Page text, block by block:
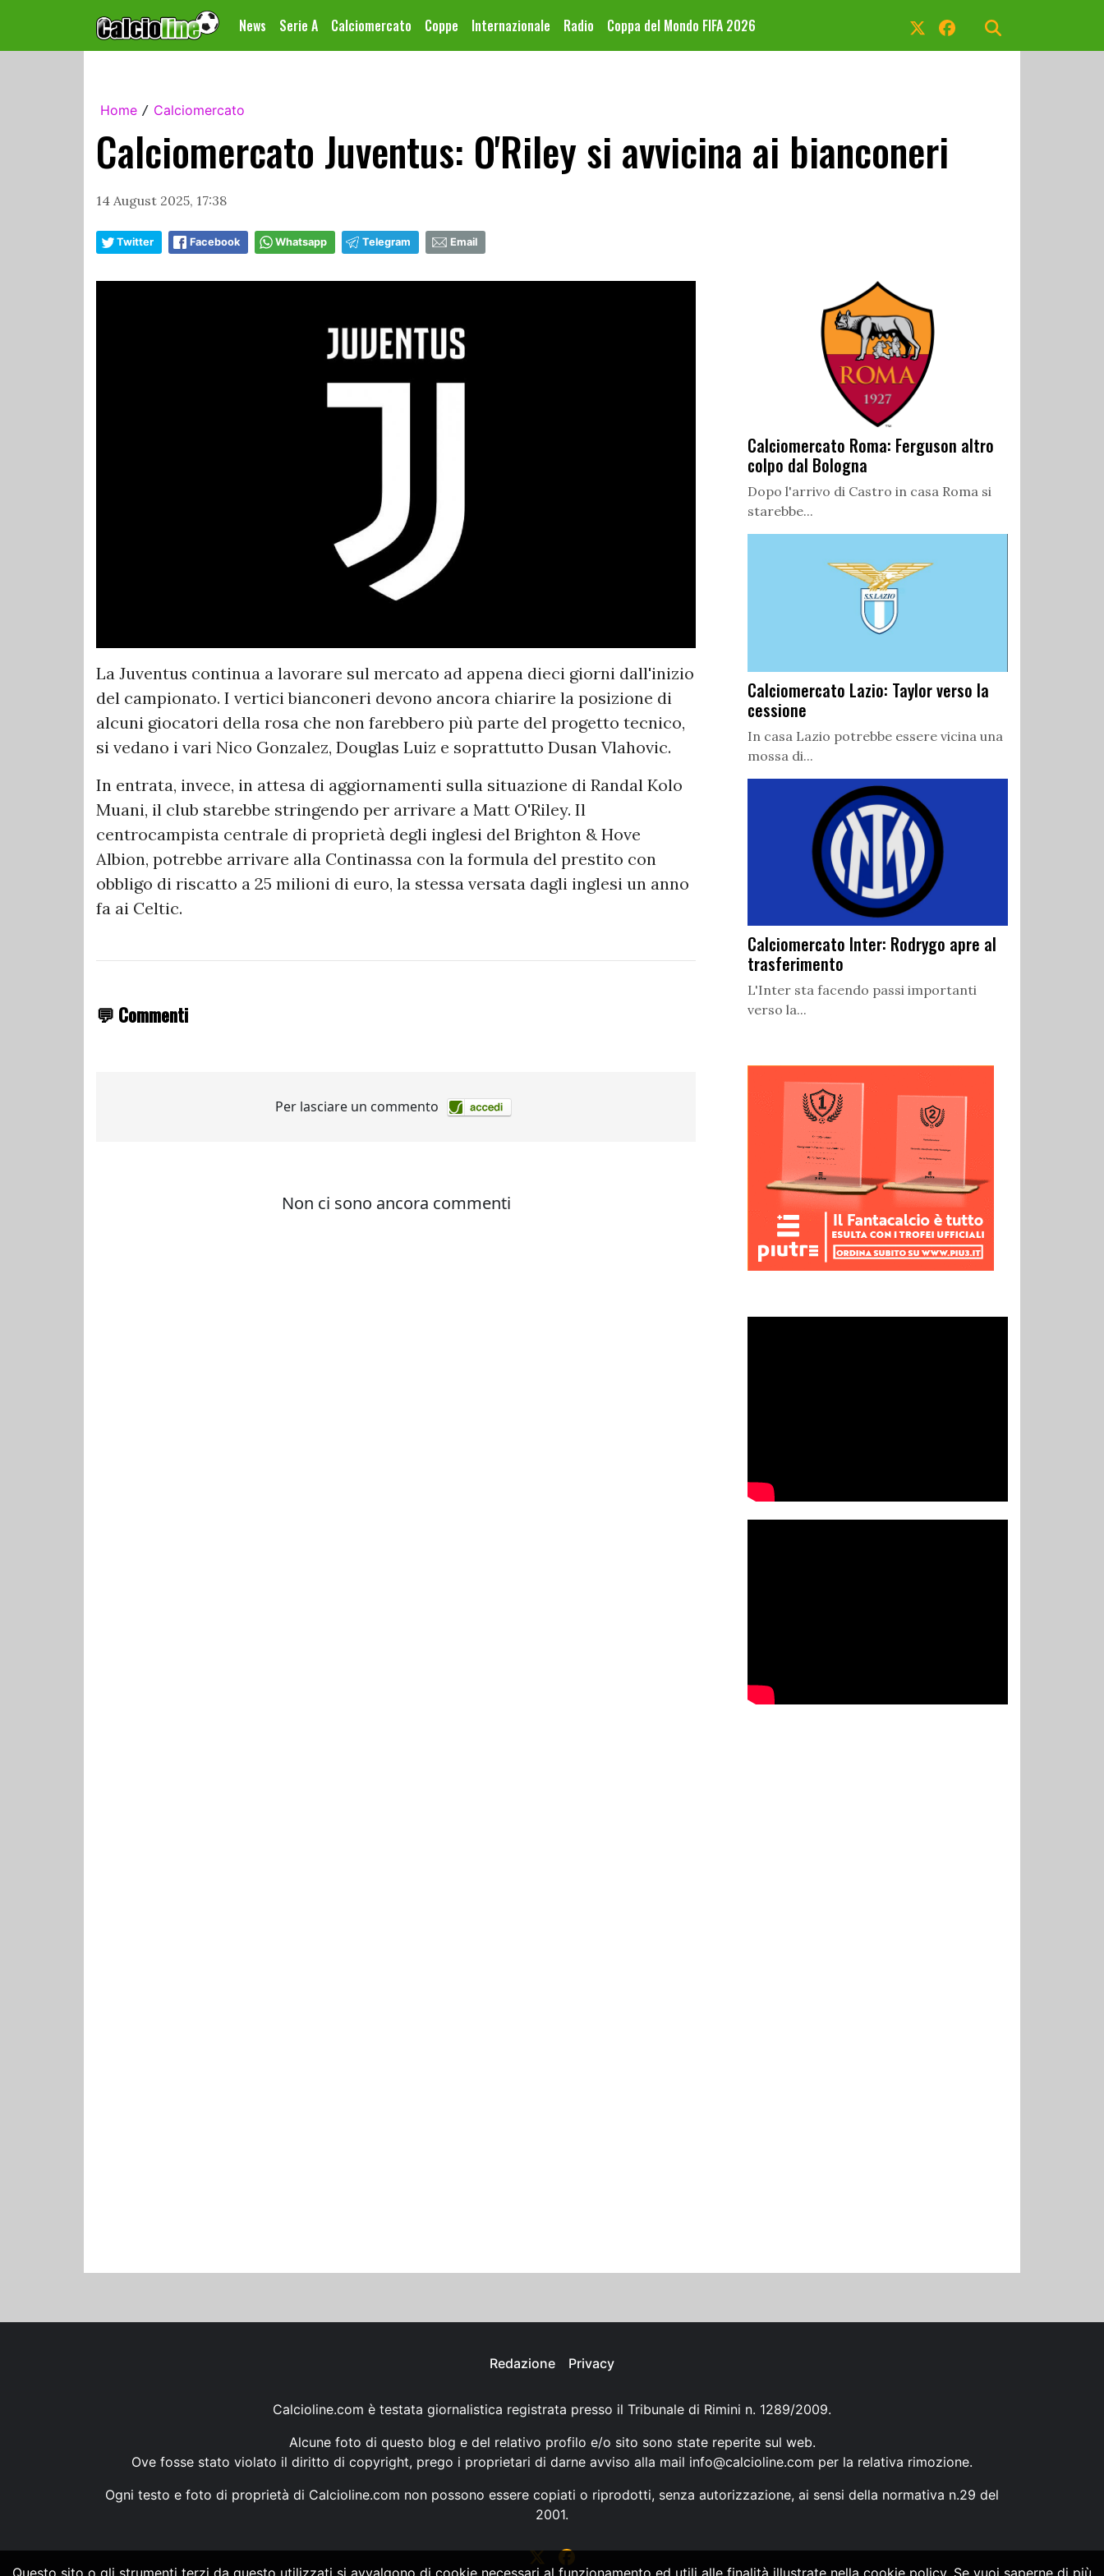
News Serie A Calciomercato Coppe Internazionale Radio Coppa del Mondo FIFA 2026
Home / Calciomercato
Calciomercato Juventus: O'Riley si avvicina ai bianconeri
14 August 2025, 17:38
Twitter Facebook Whatsapp Telegram Email
La Juventus continua a lavorare sul mercato ad appena dieci giorni dall'inizio
del campionato. I vertici bianconeri devono ancora chiarire la posizione di
alcuni giocatori della rosa che non farebbero più parte del progetto tecnico,
si vedano i vari Nico Gonzalez, Douglas Luiz e soprattutto Dusan Vlahovic.
In entrata, invece, in attesa di aggiornamenti sulla situazione di Randal Kolo
Muani, il club starebbe stringendo per arrivare a Matt O'Riley. Il
centrocampista centrale di proprietà degli inglesi del Brighton & Hove
Albion, potrebbe arrivare alla Continassa con la formula del prestito con
obbligo di riscatto a 25 milioni di euro, la stessa versata dagli inglesi un anno
fa ai Celtic.
💬 Commenti
Calciomercato Roma: Ferguson altro
colpo dal Bologna
Dopo l'arrivo di Castro in casa Roma si
starebbe...
Calciomercato Lazio: Taylor verso la
cessione
In casa Lazio potrebbe essere vicina una
mossa di...
Calciomercato Inter: Rodrygo apre al
trasferimento
L'Inter sta facendo passi importanti
verso la...
Redazione Privacy
Calcioline.com è testata giornalistica registrata presso il Tribunale di Rimini n. 1289/2009.
Alcune foto di questo blog e del relativo profilo e/o sito sono state reperite sul web.
Ove fosse stato violato il diritto di copyright, prego i proprietari di darne avviso alla mail info@calcioline.com per la relativa rimozione.
Ogni testo e foto di proprietà di Calcioline.com non possono essere copiati o riprodotti, senza autorizzazione, ai sensi della normativa n.29 del
2001.
Questo sito o gli strumenti terzi da questo utilizzati si avvalgono di cookie necessari al funzionamento ed utili alle finalità illustrate nella cookie policy. Se vuoi saperne di più